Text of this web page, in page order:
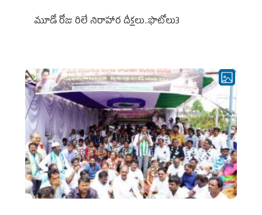
మూడో రోజు రిలే నిరాహార దీక్షలు..ఫొటోలు3